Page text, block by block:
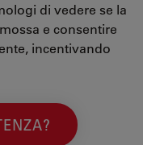
di vedere se la
e consentire
incentivando